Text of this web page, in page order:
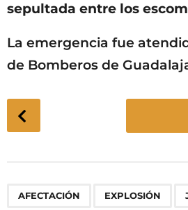
sepultada entre los
La emergencia fue
de Bomberos de
P
o
AFECTACIÓN EXPLOSIÓN